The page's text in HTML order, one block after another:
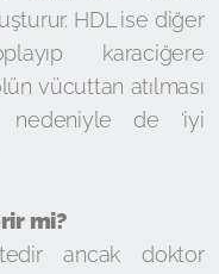
HDL ise diğer
karaciğere
vücuttan atılması
nedeniyle de ‘iyi
mi?
ancak doktor